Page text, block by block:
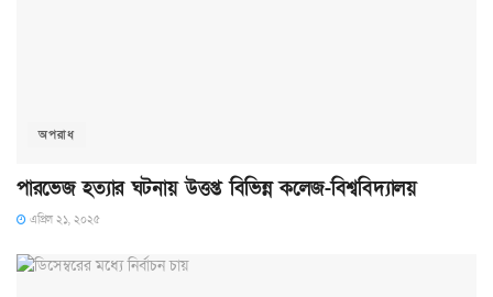
অপরাধ
পারভেজ হত্যার ঘটনায় উত্তপ্ত বিভিন্ন কলেজ-বিশ্ববিদ্যালয়
এপ্রিল ২১, ২০২৫